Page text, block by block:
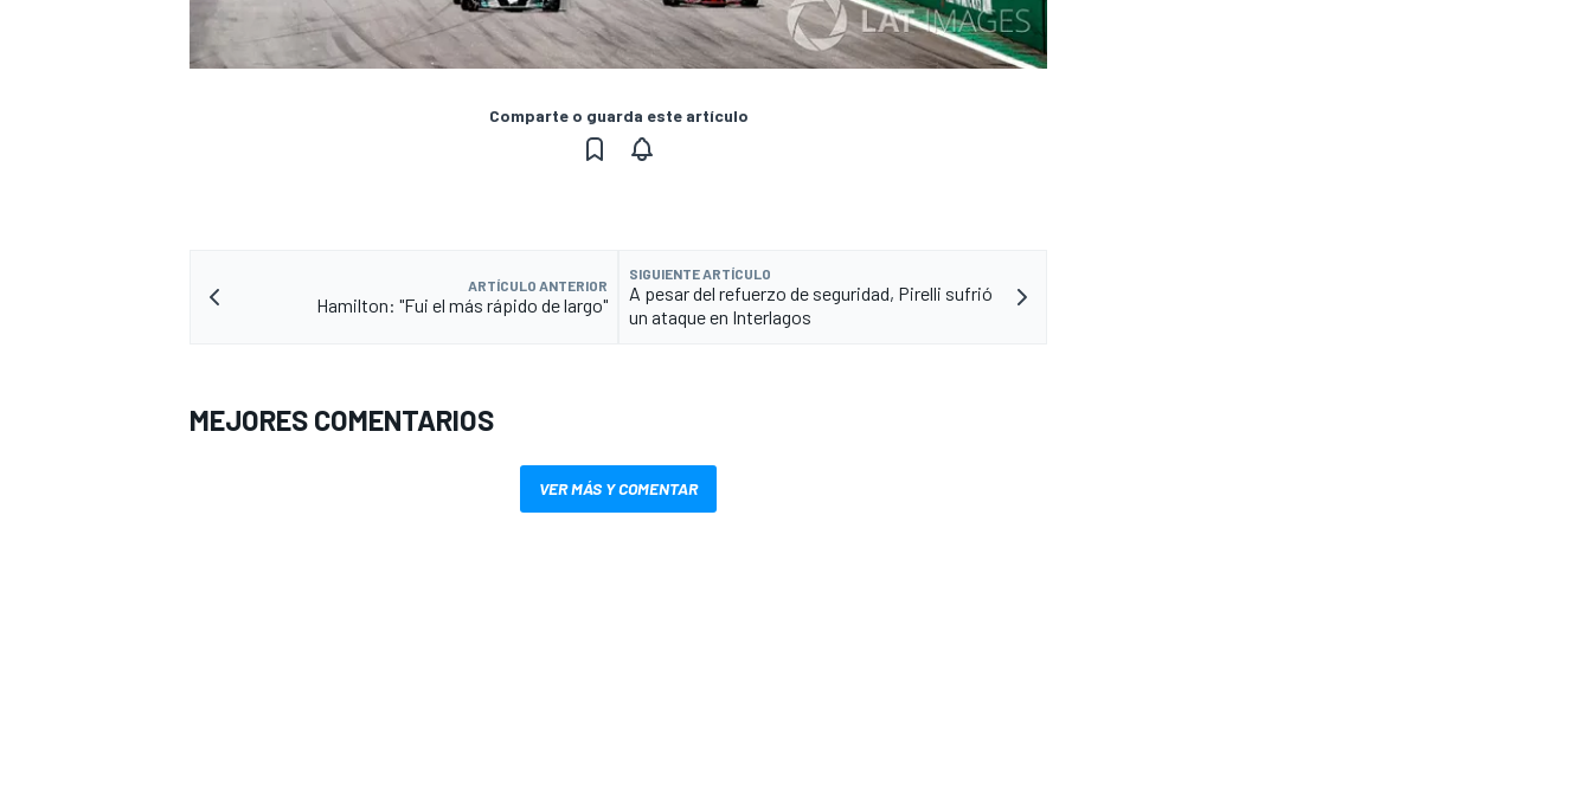
Comparte o guarda este artículo
ARTÍCULO ANTERIOR
Hamilton: "Fui el más rápido de largo"
SIGUIENTE ARTÍCULO
A pesar del refuerzo de seguridad, Pirelli sufrió
un ataque en Interlagos
MEJORES COMENTARIOS
VER MÁS Y COMENTAR